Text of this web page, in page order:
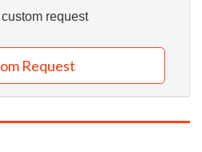
request
Request